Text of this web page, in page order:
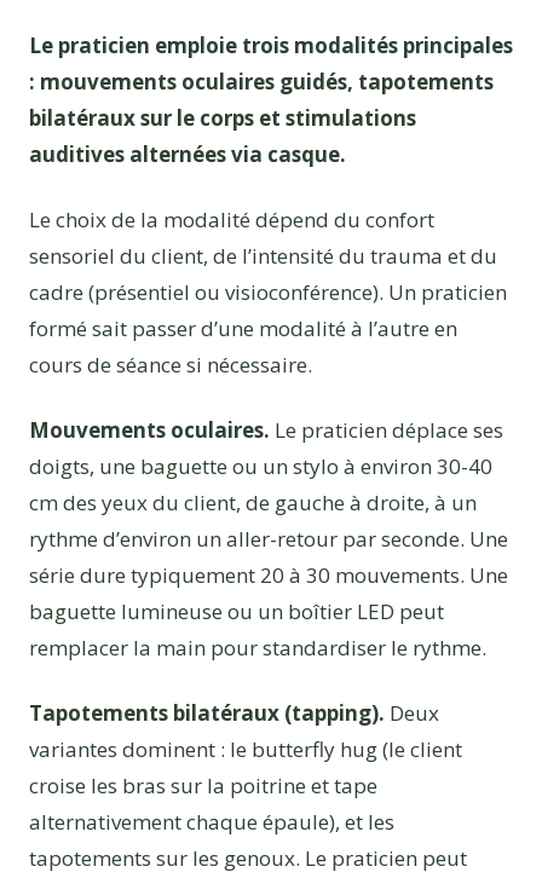
Le praticien emploie trois modalités principales
: mouvements oculaires guidés, tapotements
bilatéraux sur le corps et stimulations
auditives alternées via casque.
Le choix de la modalité dépend du confort
sensoriel du client, de l’intensité du trauma et du
cadre (présentiel ou visioconférence). Un praticien
formé sait passer d’une modalité à l’autre en
cours de séance si nécessaire.
Mouvements oculaires. Le praticien déplace ses
doigts, une baguette ou un stylo à environ 30-40
cm des yeux du client, de gauche à droite, à un
rythme d’environ un aller-retour par seconde. Une
série dure typiquement 20 à 30 mouvements. Une
baguette lumineuse ou un boîtier LED peut
remplacer la main pour standardiser le rythme.
Tapotements bilatéraux (tapping). Deux
variantes dominent : le butterfly hug (le client
croise les bras sur la poitrine et tape
alternativement chaque épaule), et les
tapotements sur les genoux. Le praticien peut